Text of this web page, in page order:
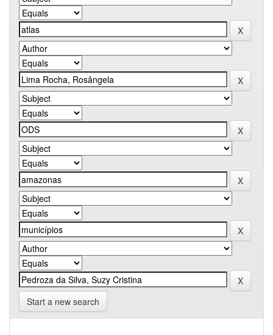
Start a new search